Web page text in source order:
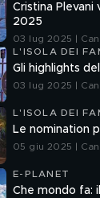
Cristina Plevani
2025
03 lug 2025 |
L'ISOLA DEI
Gli highlights
03 lug 2025 |
L'ISOLA DEI
Le nomination
05 giu 2025 |
E-PLANET
Che mondo fa: